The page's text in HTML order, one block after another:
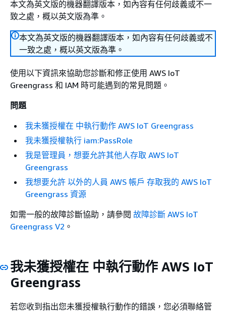
本文為英文版的機器翻譯版本，如內容有任何歧義或不一
致之處，概以英文版為準。
本文為英文版的機器翻譯版本，如內容有任何歧義或不
一致之處，概以英文版為準。
使用以下資訊來協助您診斷和修正使用 AWS IoT
Greengrass 和 IAM 時可能遇到的常見問題。
問題
我未獲授權在 中執行動作 AWS IoT Greengrass
我未獲授權執行 iam:PassRole
我是管理員，想要允許其他人存取 AWS IoT
Greengrass
我想要允許 以外的人員 AWS 帳戶 存取我的 AWS IoT
Greengrass 資源
如需一般的故障診斷協助，請參閱 故障診斷 AWS IoT
Greengrass V2 。
我未獲授權在 中執行動作 AWS IoT
Greengrass
若您收到指出您未獲授權執行動作的錯誤，您必須聯絡管